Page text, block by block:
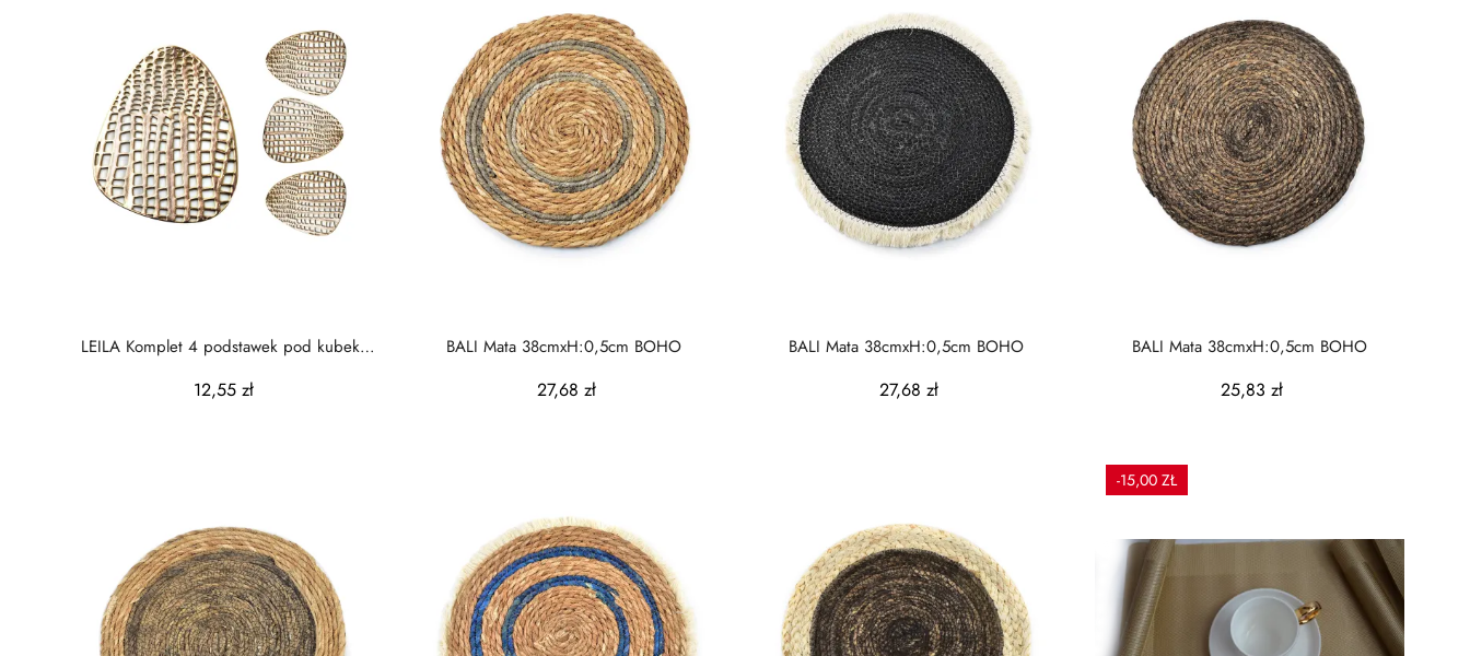
LEILA Komplet 4 podstawek pod kubek
12,55 zł
BALI Mata 38cmxH:0,5cm BOHO
27,68 zł
BALI Mata 38cmxH:0,5cm BOHO
27,68 zł
BALI Mata 38cmxH:0,5cm BOHO
25,83 zł
-15,00 ZŁ